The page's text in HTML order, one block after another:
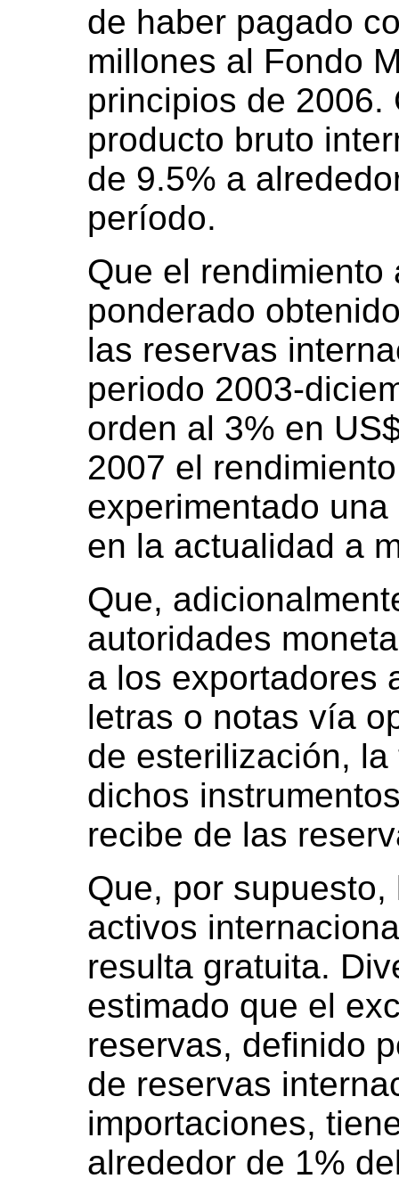
de haber pagado
millones al Fondo
principios de 2006.
producto bruto
de 9.5% a
período.
Que el rendimiento
ponderado
las reservas
periodo 2003-
orden al 3% en
2007 el
experimentado
en la actualidad a
Que,
autoridades
a los exportadores
letras o notas vía
de esterilización,
dichos
recibe de las
Que, por
activos
resulta gratuita.
estimado que el
reservas, definido
de reservas
importaciones,
alrededor de 1%